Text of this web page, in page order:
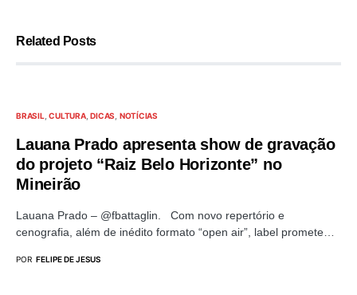
Related Posts
BRASIL CULTURA DICAS NOTÍCIAS
Lauana Prado apresenta show de gravação
do projeto “Raiz Belo Horizonte” no
Mineirão
Lauana Prado – @fbattaglin. Com novo repertório e
cenografia, além de inédito formato “open air”, label promete…
POR FELIPE DE JESUS